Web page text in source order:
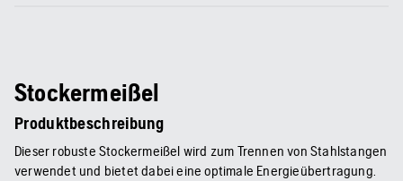
Stockermeißel
Produktbeschreibung
Dieser robuste Stockermeißel wird zum Trennen von Stahlstangen
verwendet und bietet dabei eine optimale Energieübertragung.